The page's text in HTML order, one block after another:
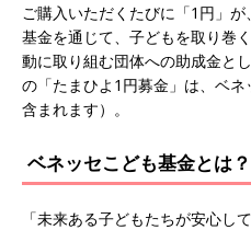
ご購入いただくたびに「1円」
基金を通じて、子どもを取り巻
動に取り組む団体への助成金と
の「たまひよ1円募金」は、ベ
含まれます）。
ベネッセこども基金とは？
「未来ある子どもたちが安心し